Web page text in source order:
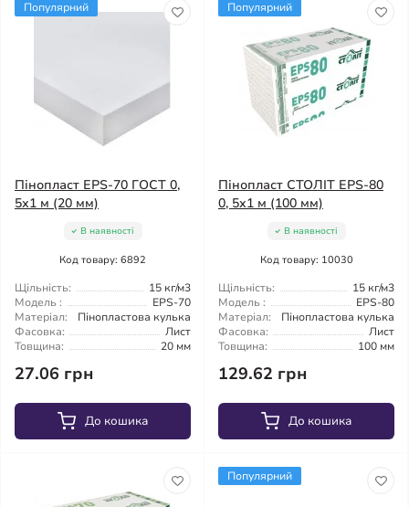
Популярний
Пінопласт EPS-70 ГОСТ 0,
5х1 м (20 мм)
В наявності
Код товару: 6892
Щільність:
15 кг/м3
Модель :
EPS-70
Матеріал:
Пінопластова кулька
Фасовка:
Лист
Товщина:
20 мм
27.06 грн
До кошика
Популярний
Пінопласт СТОЛІТ EPS-80
0, 5х1 м (100 мм)
В наявності
Код товару: 10030
Щільність:
15 кг/м3
Модель :
EPS-80
Матеріал:
Пінопластова кулька
Фасовка:
Лист
Товщина:
100 мм
129.62 грн
До кошика
Популярний